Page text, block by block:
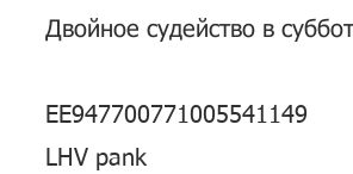
Двойное судейство в
EE947700771005541149
LHV pank